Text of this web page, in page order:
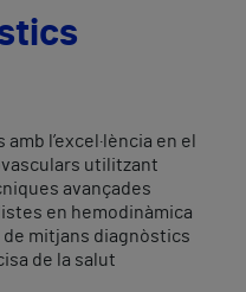
l’excel·lència en el
utilitzant
avançades
en hemodinàmica
de mitjans diagnòstics
de la salut